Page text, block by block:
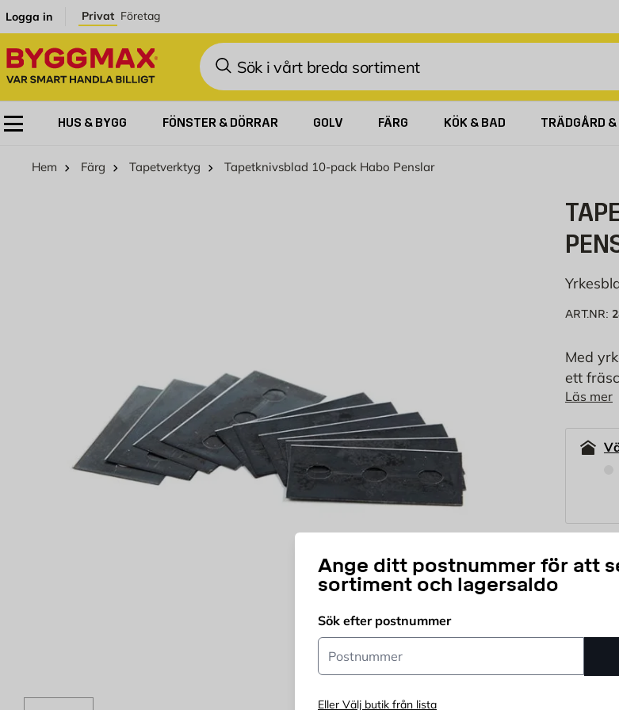
Logga in Privat Företag
Sök
Ange ditt postnummer för att
sortiment och lagersaldo
Sök efter postnummer
Postnummer
Eller Välj butik från lista
HUS & BYGG FÖNSTER & DÖRRAR GOLV FÄRG KÖK & BAD TRÄDGÅRD
Hem Färg Tapetverktyg Tapetknivsblad 10-pack Habo Penslar
ART.NR:
Med
ett
blad får
Läs mer
Antal